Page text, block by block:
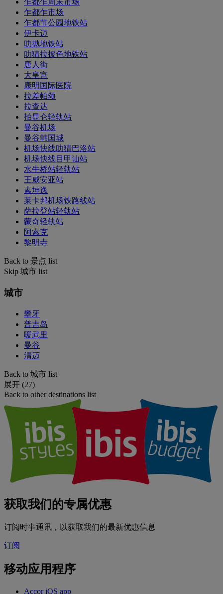
乍都乍周末市场
乍都乍市场
乍都节公园地铁站
伊卡迈
叻抛地铁站
叻猜拉披色地铁站
唐人街
大皇宫
康明国际医院
拉差帕颂
拉查达
拍昆仑轻轨站
曼谷机场
曼谷韩国城
机场快线叻猜巴洛站
机场快线目甲讪站
水牛桥站轻轨站
王威安亚站
素坤逸
莱卡邦机场铁路线站
萨拉登站轻轨站
蒙奇轻轨站
阿索克
黎明寺
Back to 景点 list
Skip 城市 list
城市
攀牙
普吉岛
暖武里
曼谷
清迈
Back to 城市 list
展开 (27)
Back to other destinations list
获取我们的专属优惠
订阅时事通讯，以获取我们的最新优惠信息
订阅
移动应用程序
Accor iOS app